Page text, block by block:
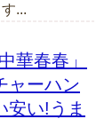
...
華春春」
ャーハン
安い!うま